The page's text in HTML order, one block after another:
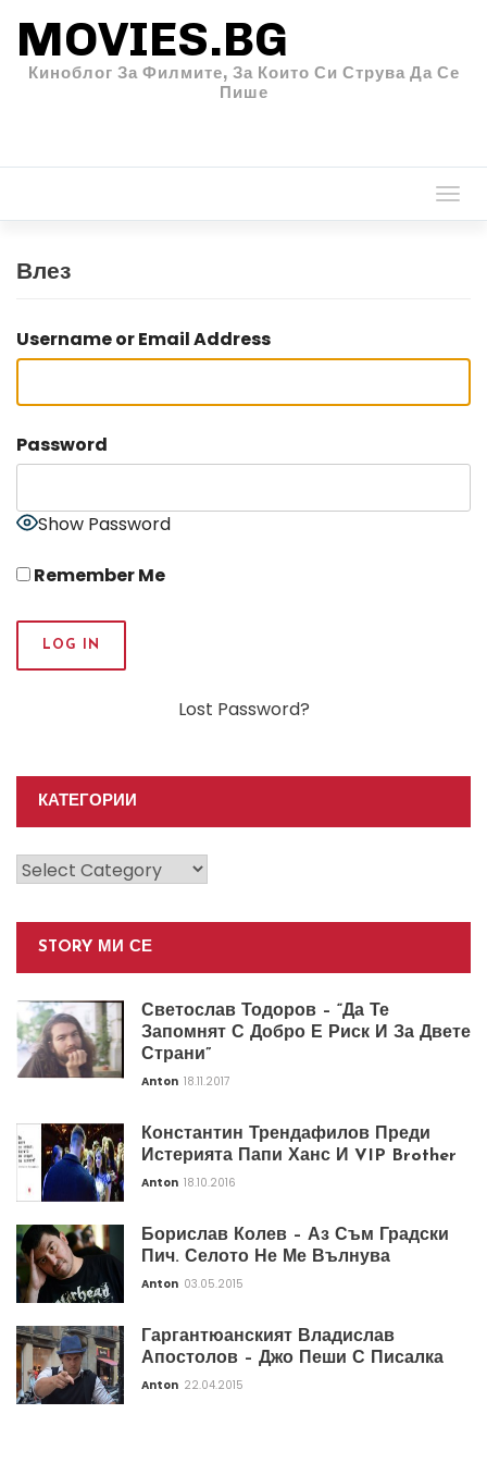
MOVIES.BG
Киноблог За Филмите, За Които Си Струва Да Се
Пише
Влез
Username or Email Address
Password
Show Password
Remember Me
Lost Password?
КАТЕГОРИИ
Категории
STORY МИ СЕ
Светослав Тодоров – “Да Те
Запомнят С Добро Е Риск И За Двете
Страни”
Anton 18.11.2017
Константин Трендафилов Преди
Истерията Папи Ханс И VIP Brother
Anton 18.10.2016
Борислав Колев – Аз Съм Градски
Пич. Селото Не Ме Вълнува
Anton 03.05.2015
Гаргантюанският Владислав
Апостолов – Джо Пеши С Писалка
Anton 22.04.2015